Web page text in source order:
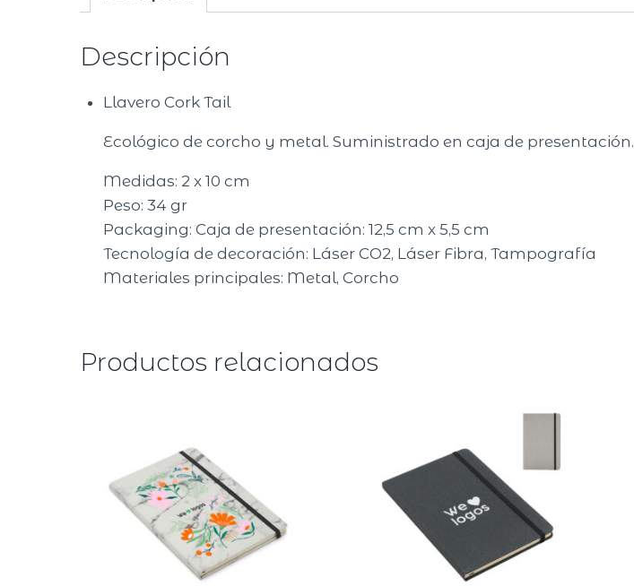
Descripción
​Llavero Cork Tail
Ecológico de corcho y metal. Suministrado en caja de presentación.
Medidas: 2 x 10 cm
Peso: 34 gr
Packaging: Caja de presentación: 12,5 cm x 5,5 cm
Tecnología de decoración: Láser CO2, Láser Fibra, Tampografía
Materiales principales: Metal, Corcho
Productos relacionados